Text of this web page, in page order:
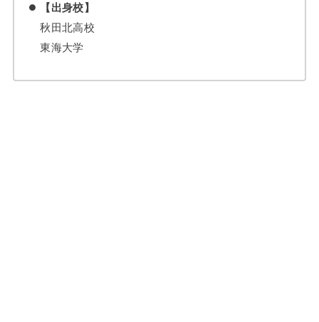
【出身校】
秋田北高校
東海大学